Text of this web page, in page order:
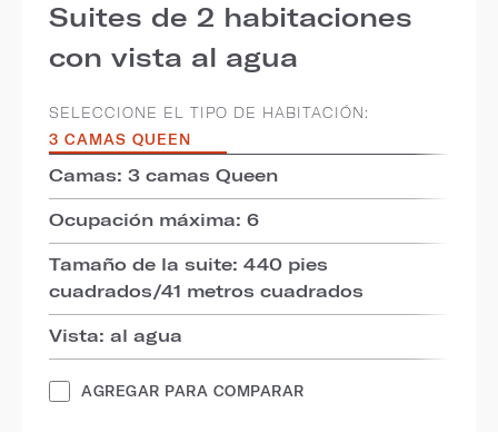
Suites de 2 habitaciones
con vista al agua
SELECCIONE EL TIPO DE HABITACIÓN:
3 CAMAS QUEEN
Camas: 3 camas Queen
Ocupación máxima: 6
Tamaño de la suite: 440 pies
cuadrados/41 metros cuadrados
Vista: al agua
AGREGAR PARA COMPARAR